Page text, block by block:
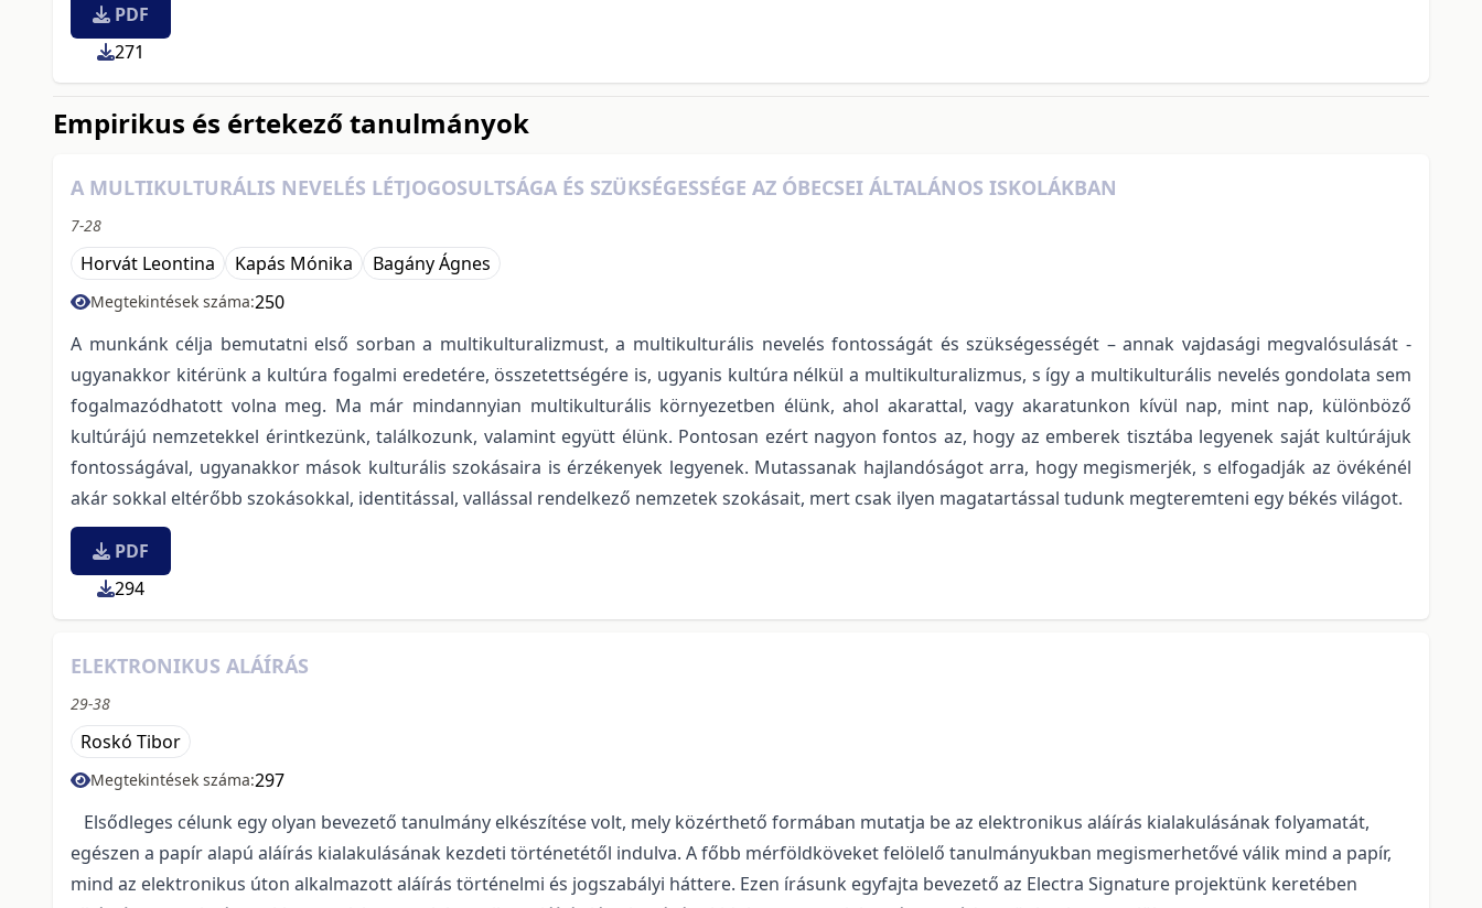
PDF
271
Empirikus és értekező tanulmányok
A MULTIKULTURÁLIS NEVELÉS LÉTJOGOSULTSÁGA ÉS SZÜKSÉGESSÉGE AZ ÓBECSEI ÁLTALÁNOS ISKOLÁKBAN
7-28
Horvát Leontina Kapás Mónika Bagány Ágnes
Megtekintések száma:250
A munkánk célja bemutatni első sorban a multikulturalizmust, a multikulturális nevelés fontosságát és szükségességét – annak vajdasági megvalósulását -
ugyanakkor kitérünk a kultúra fogalmi eredetére, összetettségére is, ugyanis kultúra nélkül a multikulturalizmus, s így a multikulturális nevelés gondolata sem
fogalmazódhatott volna meg. Ma már mindannyian multikulturális környezetben élünk, ahol akarattal, vagy akaratunkon kívül nap, mint nap, különböző
kultúrájú nemzetekkel érintkezünk, találkozunk, valamint együtt élünk. Pontosan ezért nagyon fontos az, hogy az emberek tisztába legyenek saját kultúrájuk
fontosságával, ugyanakkor mások kulturális szokásaira is érzékenyek legyenek. Mutassanak hajlandóságot arra, hogy megismerjék, s elfogadják az övékénél
akár sokkal eltérőbb szokásokkal, identitással, vallással rendelkező nemzetek szokásait, mert csak ilyen magatartással tudunk megteremteni egy békés világot.
PDF
294
ELEKTRONIKUS ALÁÍRÁS
29-38
Roskó Tibor
Megtekintések száma:297
Elsődleges célunk egy olyan bevezető tanulmány elkészítése volt, mely közérthető formában mutatja be az elektronikus aláírás kialakulásának folyamatát,
egészen a papír alapú aláírás kialakulásának kezdeti történetétől indulva. A főbb mérföldköveket felölelő tanulmányukban megismerhetővé válik mind a papír,
mind az elektronikus úton alkalmazott aláírás történelmi és jogszabályi háttere. Ezen írásunk egyfajta bevezető az Electra Signature projektünk keretében